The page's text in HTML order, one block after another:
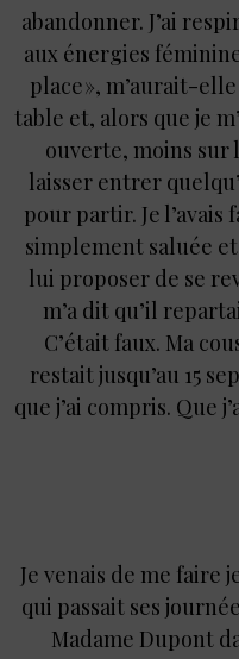
abandonner. J’ai
aux énergies
place », m’aurait-
table et, alors que je
ouverte, moins sur
laisser entrer
pour partir. Je
simplement saluée
lui proposer de se
m’a dit qu’il
C’était faux. Ma
restait jusqu’au 15
que j’ai compris. Que
Je venais de me faire
qui passait ses
Madame Dupont